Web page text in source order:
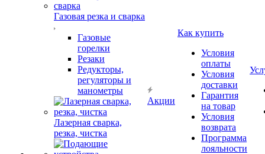
Газовая резка и сварка
Газовые
горелки
Резаки
Редукторы,
регуляторы и
манометры
Лазерная сварка,
резка, чистка
Акции
Как купить
Условия
оплаты
Условия
доставки
Гарантия
на товар
Условия
возврата
Программа
лояльности